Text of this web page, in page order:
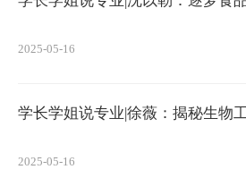
2025-05-16
学长学姐说专业|徐薇：揭秘生物
2025-05-16